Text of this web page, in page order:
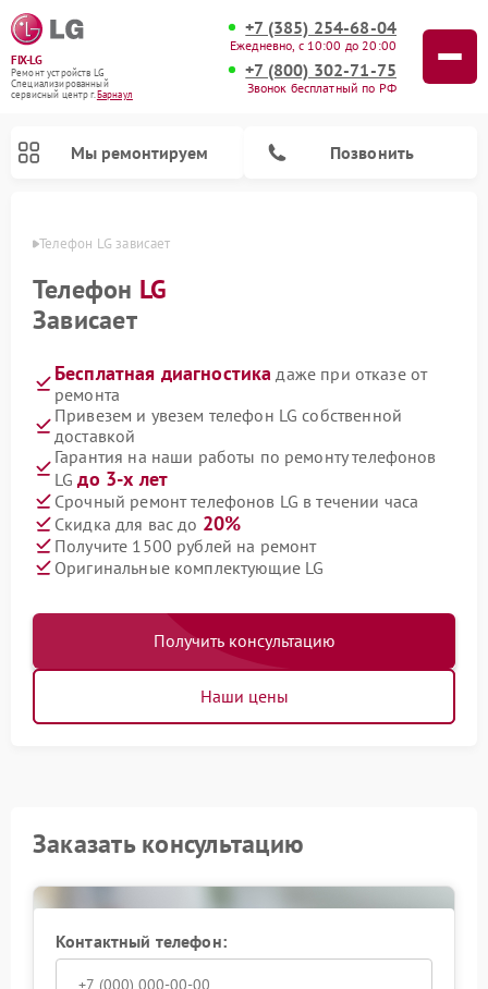
FIX-LG
Ремонт устройств LG
Специализированный
cервисный центр г.Барнаул
+7 (385) 254-68-04
Ежедневно, с 10:00 до 20:00
+7 (800) 302-71-75
Звонок бесплатный по РФ
Мы ремонтируем Позвонить
Телефон LG зависает
Телефон LG
Зависает
Бесплатная диагностика даже при отказе от
ремонта
Привезем и увезем телефон LG собственной
доставкой
Гарантия на наши работы по ремонту телефонов
LGдо 3-х лет
Срочный ремонт телефонов LG в течении часа
Скидка для вас до 20%
Получите 1500 рублей на ремонт
Оригинальные комплектующие LG
Получить консультацию
Наши цены
Заказать консультацию
Контактный телефон: